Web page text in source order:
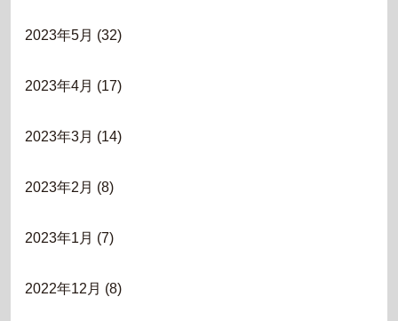
2023年5月 (32)
2023年4月 (17)
2023年3月 (14)
2023年2月 (8)
2023年1月 (7)
2022年12月 (8)